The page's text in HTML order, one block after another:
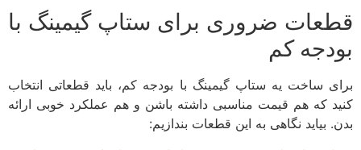
ضروری برای ستاپ گیمینگ با
کم
ساخت یه ستاپ گیمینگ با بودجه ‌کم، باید قطعاتی انتخاب
که هم قیمت مناسبی داشته باشن و هم عملکرد خوبی ارائه
بیاید نگاهی به این قطعات بندازیم: